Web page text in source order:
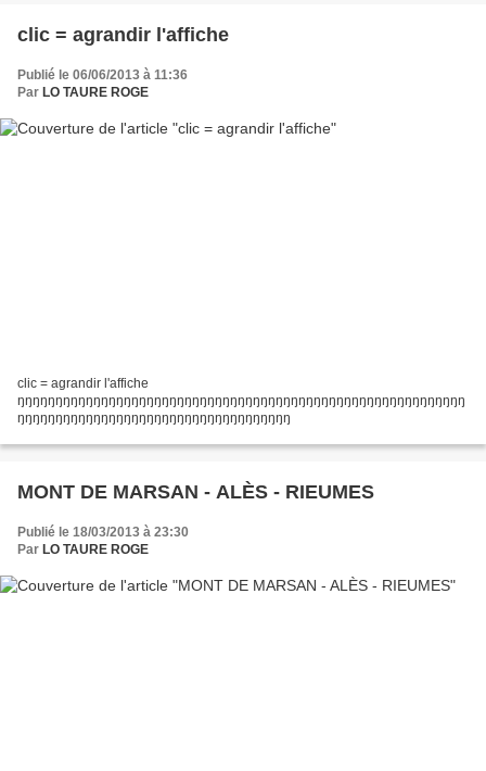
clic = agrandir l'affiche
Publié le 06/06/2013 à 11:36
Par LO TAURE ROGE
clic = agrandir l'affiche
ŋŋŋŋŋŋŋŋŋŋŋŋŋŋŋŋŋŋŋŋŋŋŋŋŋŋŋŋŋŋŋŋŋŋŋŋŋŋŋŋŋŋŋŋŋŋŋŋŋŋŋŋŋŋŋŋŋŋŋ
ŋŋŋŋŋŋŋŋŋŋŋŋŋŋŋŋŋŋŋŋŋŋŋŋŋŋŋŋŋŋŋŋŋŋŋŋ
MONT DE MARSAN - ALÈS - RIEUMES
Publié le 18/03/2013 à 23:30
Par LO TAURE ROGE